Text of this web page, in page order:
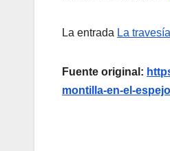
La entrada La
Fuente original:
montilla-en-el-espejo